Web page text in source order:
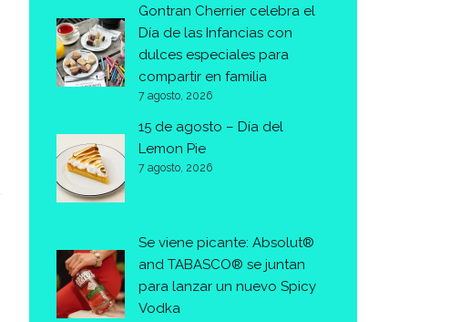
Gontran Cherrier celebra el
Día de las Infancias con
dulces especiales para
compartir en familia
7 agosto, 2026
15 de agosto – Día del
Lemon Pie
7 agosto, 2026
Se viene picante: Absolut®
and TABASCO® se juntan
para lanzar un nuevo Spicy
Vodka